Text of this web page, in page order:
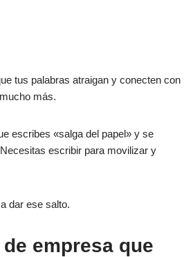
tus palabras atraigan y conecten con
más.
escribes «salga del papel» y se
escribir para movilizar y
dar ese salto.
empresa que